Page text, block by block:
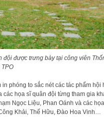
đội được trưng bày tại công viên
TPO
phóng to sắc nét các tác phẩm hội
họa sĩ quân đội từng tham gia
Ngọc Liệu, Phan Oánh và các
Khải, Thế Hữu, Đào Hoa Vinh…